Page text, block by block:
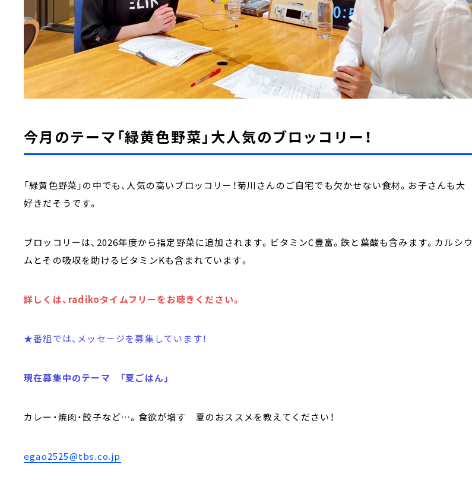
今月のテーマ「緑黄色野菜」大人気のブロッコリー！
「緑黄色野菜」の中でも、人気の高いブロッコリー！菊川さんのご自宅でも欠かせない食材。お子さんも大
好きだそうです。
ブロッコリーは、2026年度から指定野菜に追加されます。ビタミンC豊富。鉄と葉酸も含みます。カルシウ
ムとその吸収を助けるビタミンKも含まれています。
詳しくは、radikoタイムフリーをお聴きください。
★番組では、メッセージを募集しています！
現在募集中のテーマ 「夏ごはん」
カレー・焼肉・餃子など…。食欲が増す 夏のおススメを教えてください！
egao2525@tbs.co.jp